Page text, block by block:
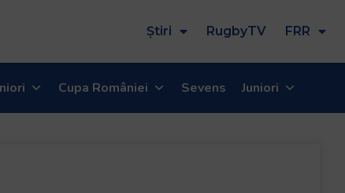
Știri RugbyTV FRR
Cupa României Sevens Juniori